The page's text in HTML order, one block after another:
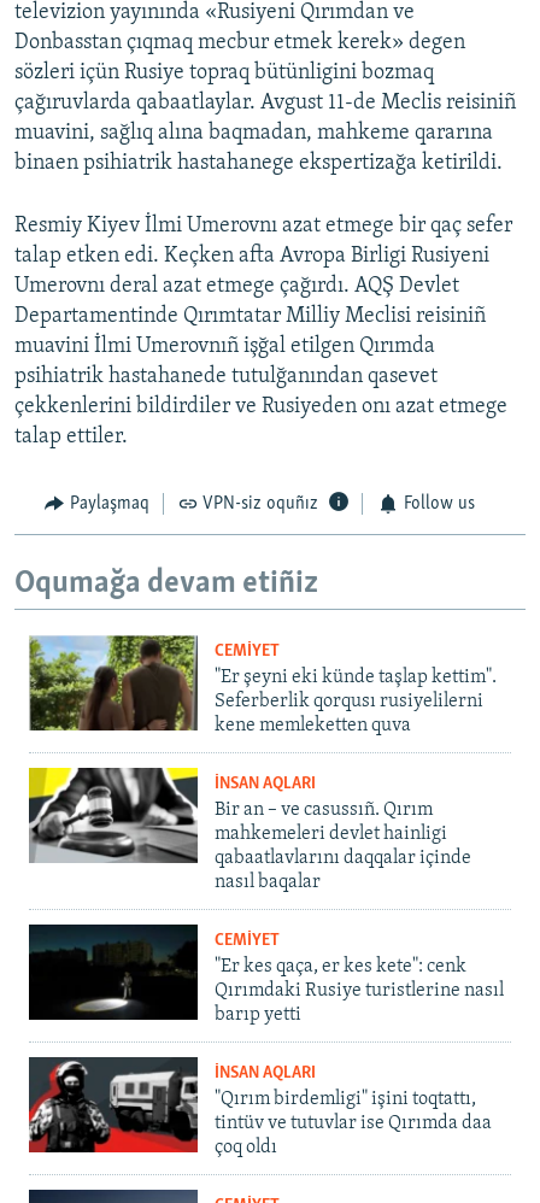
televizion yayınında «Rusiyeni Qırımdan ve
Donbasstan çıqmaq mecbur etmek kerek» degen
sözleri içün Rusiye topraq bütünligini bozmaq
çağıruvlarda qabaatlaylar. Avgust 11-de Meclis reisiniñ
muavini, sağlıq alına baqmadan, mahkeme qararına
binaen psihiatrik hastahanege ekspertizağa ketirildi.
Resmiy Kiyev İlmi Umerovnı azat etmege bir qaç sefer
talap etken edi. Keçken afta Avropa Birligi Rusiyeni
Umerovnı deral azat etmege çağırdı. AQŞ Devlet
Departamentinde Qırımtatar Milliy Meclisi reisiniñ
muavini İlmi Umerovnıñ işğal etilgen Qırımda
psihiatrik hastahanede tutulğanından qasevet
çekkenlerini bildirdiler ve Rusiyeden onı azat etmege
talap ettiler.
Paylaşmaq VPN-siz oquñız Follow us
Oqumağa devam etiñiz
CEMİYET
"Er şeyni eki künde taşlap kettim".
Seferberlik qorqusı rusiyelilerni
kene memleketten quva
İNSAN AQLARI
Bir an – ve casussıñ. Qırım
mahkemeleri devlet hainligi
qabaatlavlarını daqqalar içinde
nasıl baqalar
CEMİYET
"Er kes qaça, er kes kete": cenk
Qırımdaki Rusiye turistlerine nasıl
barıp yetti
İNSAN AQLARI
"Qırım birdemligi" işini toqtattı,
tintüv ve tutuvlar ise Qırımda daa
çoq oldı